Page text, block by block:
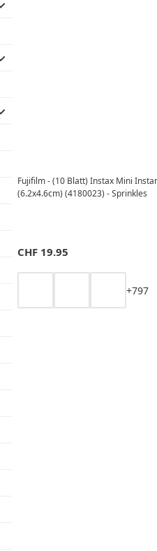
Fujifilm - (10 Blatt) Instax Mini
(6.2x4.6cm) (4180023) - Sprinkles
CHF 19.95
+797